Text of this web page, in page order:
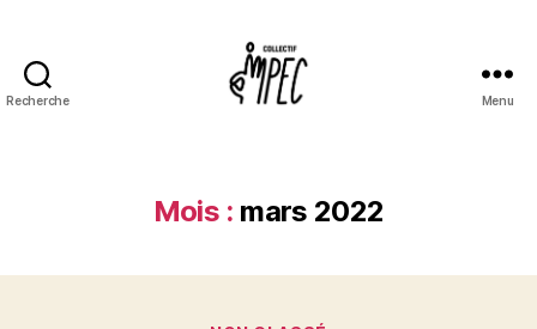
Recherche Menu
Mois : mars 2022